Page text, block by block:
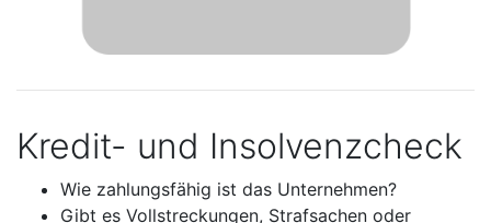
Kredit- und Insolvenzcheck
Wie zahlungsfähig ist das Unternehmen?
Gibt es Vollstreckungen, Strafsachen oder